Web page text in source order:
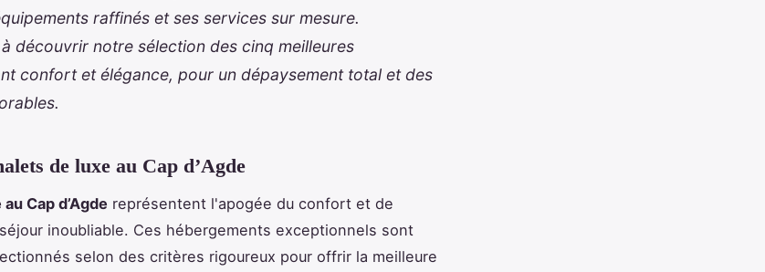
raffinés et ses services sur mesure.
découvrir notre sélection des cinq meilleures
confort et élégance, pour un dépaysement total et des
de luxe au Cap d’Agde
Cap d’Agde représentent l'apogée du confort et de
inoubliable. Ces hébergements exceptionnels sont
selon des critères rigoureux pour offrir la meilleure